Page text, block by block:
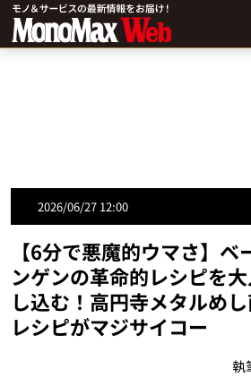
2026/06/27 12:00
【6分で悪魔的ウマさ】ベ
ンゲンの革命的レシピを
し込む！高円寺メタルめ
レシピがマジサイコー
執